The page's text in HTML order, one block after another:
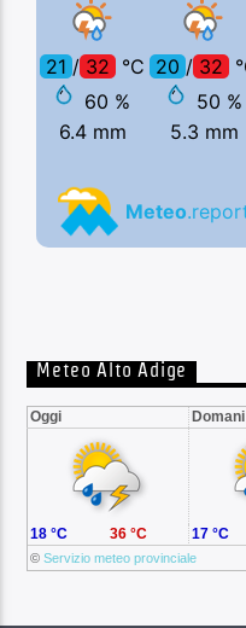
Meteo Alto Adige
Oggi Domani
©Servizio meteo provinciale
18 °C 36 °C 17 °C